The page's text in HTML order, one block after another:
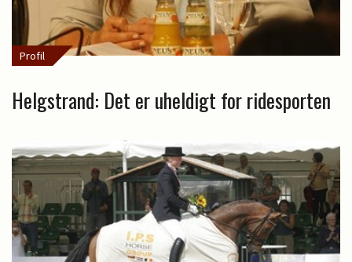
Profil
Helgstrand: Det er uheldigt for ridesporten